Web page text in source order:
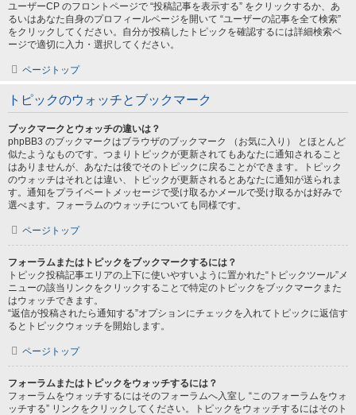
ユーザーCP のフロントページで “投稿記事を表示する” をクリックするか、あ
るいはあなた自身のプロフィールページを開いて “ユーザーの記事を全て検索”
をクリックしてください。自分が投稿したトピックを確認するには詳細検索ペ
ージで適切に入力・選択してください。
ページトップ
トピックのウォッチとブックマーク
ブックマークとウォッチの違いは？
phpBB3 のブックマークはブラウザのブックマーク （お気に入り） とほとんど
似たようなものです。つまりトピックが更新されてもあなたに通知されること
はありませんが、あなたは後でそのトピックに戻ることができます。トピック
のウォッチはそれとは違い、トピックが更新されるとあなたに通知が送られま
す。通知をプライベートメッセージで受け取るかメールで受け取るかは好みで
選べます。フォーラムのウォッチについても同様です。
ページトップ
フォーラムまたはトピックをブックマークするには？
トピック投稿記事エリアの上下に使いやすいように置かれた“トピックツール”メ
ニューの該当リンクをクリックすることで特定のトピックをブックマークまた
はウォッチできます。
“返信が投稿されたら通知する”オプションにチェックを入れてトピックに返信す
るとトピックウォッチを開始します。
ページトップ
フォーラムまたはトピックをウォッチするには？
フォーラムをウォッチするにはそのフォーラムへ入室し “このフォーラムをウォ
ッチする” リンクをクリックしてください。トピックをウォッチするにはそのト